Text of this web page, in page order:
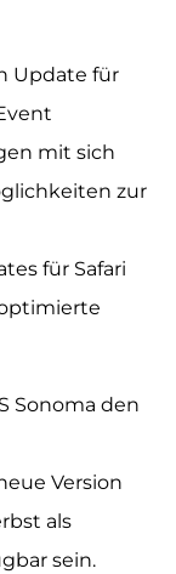
Update für
mit sich
zur
für Safari
Sonoma den
Version
als
sein.